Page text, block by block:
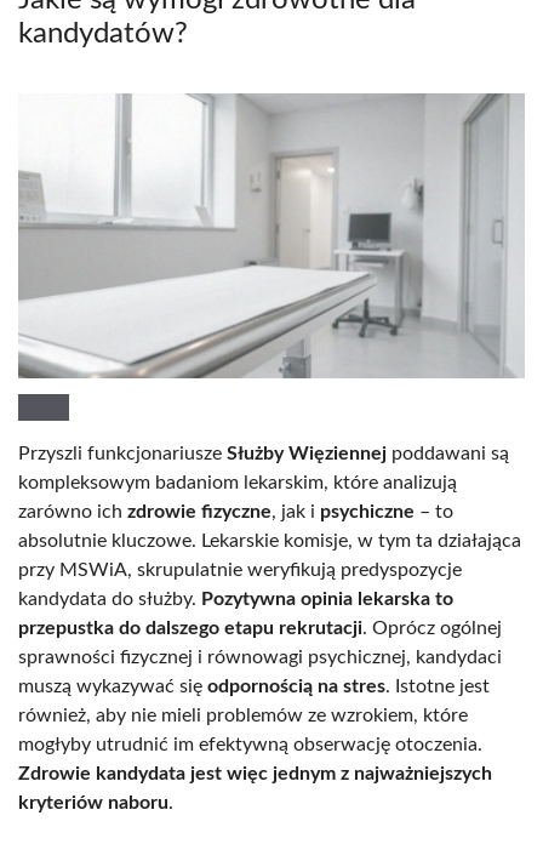
kandydatów?
Przyszli funkcjonariusze Służby Więziennej poddawani są
kompleksowym badaniom lekarskim, które analizują
zarówno ich zdrowie fizyczne, jak i psychiczne – to
absolutnie kluczowe. Lekarskie komisje, w tym ta działająca
przy MSWiA, skrupulatnie weryfikują predyspozycje
kandydata do służby. Pozytywna opinia lekarska to
przepustka do dalszego etapu rekrutacji. Oprócz ogólnej
sprawności fizycznej i równowagi psychicznej, kandydaci
muszą wykazywać się odpornością na stres. Istotne jest
również, aby nie mieli problemów ze wzrokiem, które
mogłyby utrudnić im efektywną obserwację otoczenia.
Zdrowie kandydata jest więc jednym z najważniejszych
kryteriów naboru.